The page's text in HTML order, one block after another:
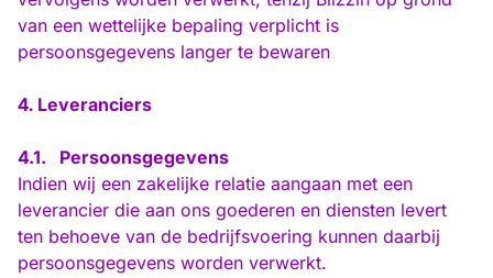
van een wettelijke bepaling verplicht is
persoonsgegevens langer te bewaren
Leveranciers
4.1.
Persoonsgegevens
Indien wij een zakelijke relatie aangaan met een
leverancier die aan ons goederen en diensten levert
ten behoeve van de bedrijfsvoering kunnen daarbij
persoonsgegevens worden verwerkt.